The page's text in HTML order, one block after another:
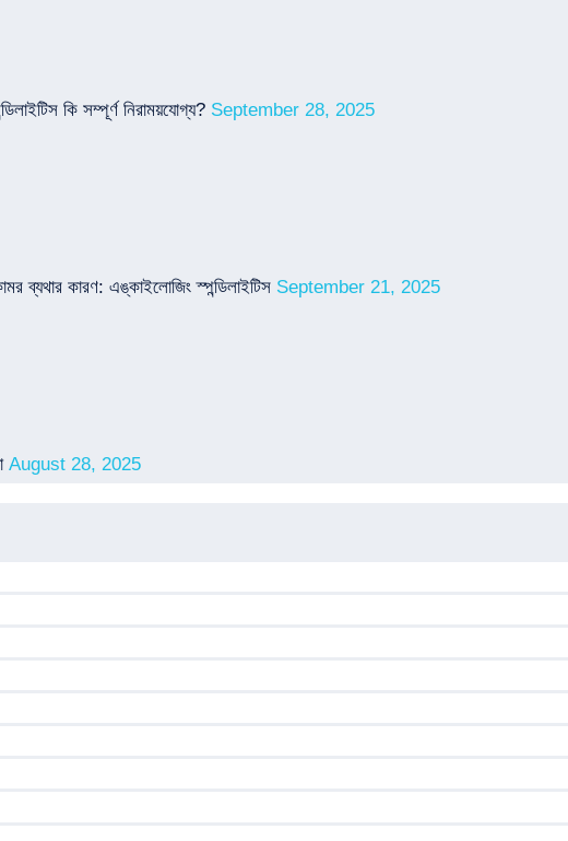
কি সম্পূর্ণ নিরাময়যোগ্য? September 28, 2025
ব্যথার কারণ: এঙ্কাইলোজিং স্পন্ডিলাইটিস September 21, 2025
August 28, 2025